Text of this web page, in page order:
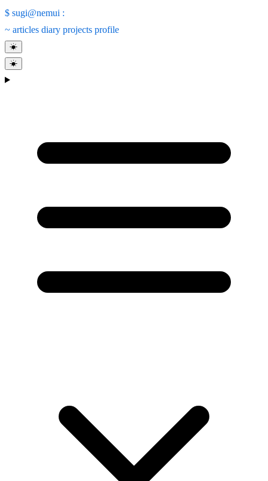
$ sugi@nemui :
~ articles diary projects profile
☀
☀